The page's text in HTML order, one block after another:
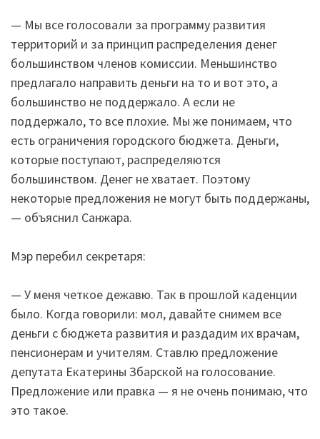
— Мы все голосовали за программу развития
территорий и за принцип распределения денег
большинством членов комиссии. Меньшинство
предлагало направить деньги на то и вот это, а
большинство не поддержало. А если не
поддержало, то все плохие. Мы же понимаем, что
есть ограничения городского бюджета. Деньги,
которые поступают, распределяются
большинством. Денег не хватает. Поэтому
некоторые предложения не могут быть поддержаны,
— объяснил Санжара.
Мэр перебил секретаря:
— У меня четкое дежавю. Так в прошлой каденции
было. Когда говорили: мол, давайте снимем все
деньги с бюджета развития и раздадим их врачам,
пенсионерам и учителям. Ставлю предложение
депутата Екатерины Збарской на голосование.
Предложение или правка — я не очень понимаю, что
это такое.